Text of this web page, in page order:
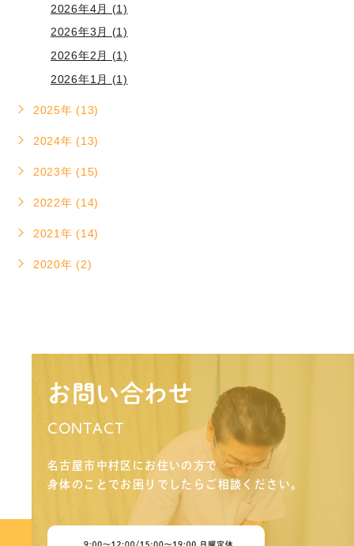
2026年4月 (1)
2026年3月 (1)
2026年2月 (1)
2026年1月 (1)
2025年 (13)
2024年 (13)
2023年 (15)
2022年 (14)
2021年 (14)
2020年 (2)
お問い合わせ
CONTACT
名古屋市中村区にお住いの方で
身体のことでお困りでしたらご相談ください。